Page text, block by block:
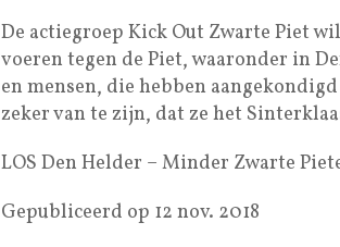
De actiegroep Kick Out Zwarte Piet
voeren tegen de Piet, waaronder in
en mensen, die hebben
zeker van te zijn, dat ze het
LOS Den Helder – Minder Zwarte
Gepubliceerd op 12 nov. 2018